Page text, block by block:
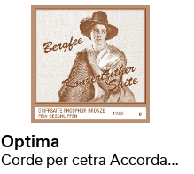
Optima
Corde per cetra Accordatura Bavarese